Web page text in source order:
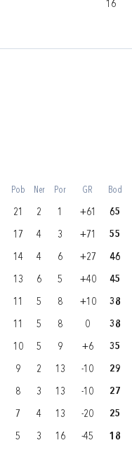
16
Pob Ner Por GR Bod
21 2 1 +61 65
17 4 3 +71 55
14 4 6 +27 46
13 6 5 +40 45
11 5 8 +10 38
11 5 8 0 38
10 5 9 +6 35
9 2 13 -10 29
8 3 13 -10 27
7 4 13 -20 25
5 3 16 -45 18